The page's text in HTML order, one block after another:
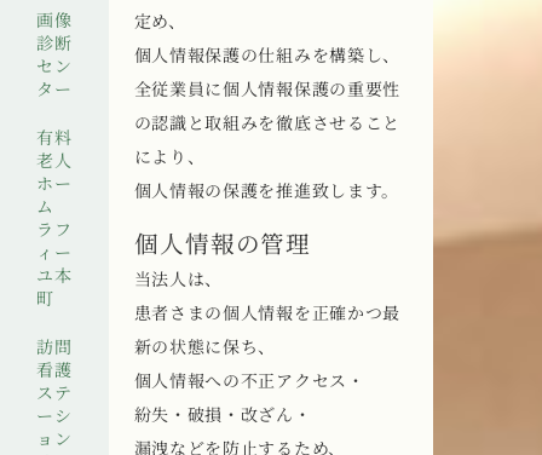
画像
診断
セン
ター
有料
老人
ホー
ム
ラフ
ィー
ユ本
町
訪問
看護
ステ
ーシ
ョン
定め、
個人情報保護の仕組みを構築し、
全従業員に個人情報保護の重要性
の認識と取組みを徹底させること
により、
個人情報の保護を推進致します。
個人情報の管理
当法人は、
患者さまの個人情報を正確かつ最
新の状態に保ち、
個人情報への不正アクセス・
紛失・破損・改ざん・
漏洩などを防止するため、